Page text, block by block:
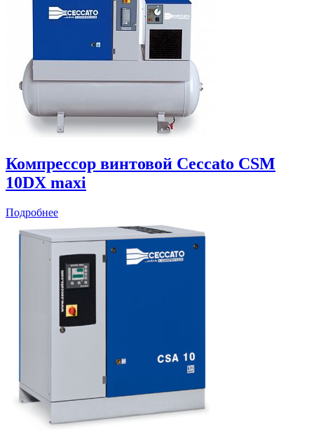
Компрессор винтовой Ceccato CSM
10DX maxi
Подробнее